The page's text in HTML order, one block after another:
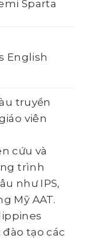
Sparta
English
truyền
viên
cứu và
trình
như IPS,
Mỹ AAT.
tạo các